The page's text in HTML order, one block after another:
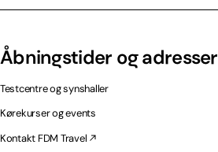
Åbningstider og adresser
Testcentre og synshaller
Kørekurser og events
Kontakt FDM Travel